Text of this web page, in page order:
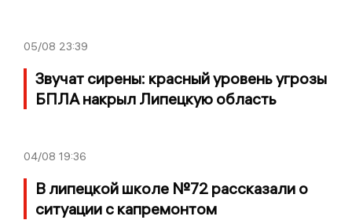
05/08 23:39
Звучат сирены: красный уровень угрозы
БПЛА накрыл Липецкую область
04/08 19:36
В липецкой школе №72 рассказали о
ситуации с капремонтом